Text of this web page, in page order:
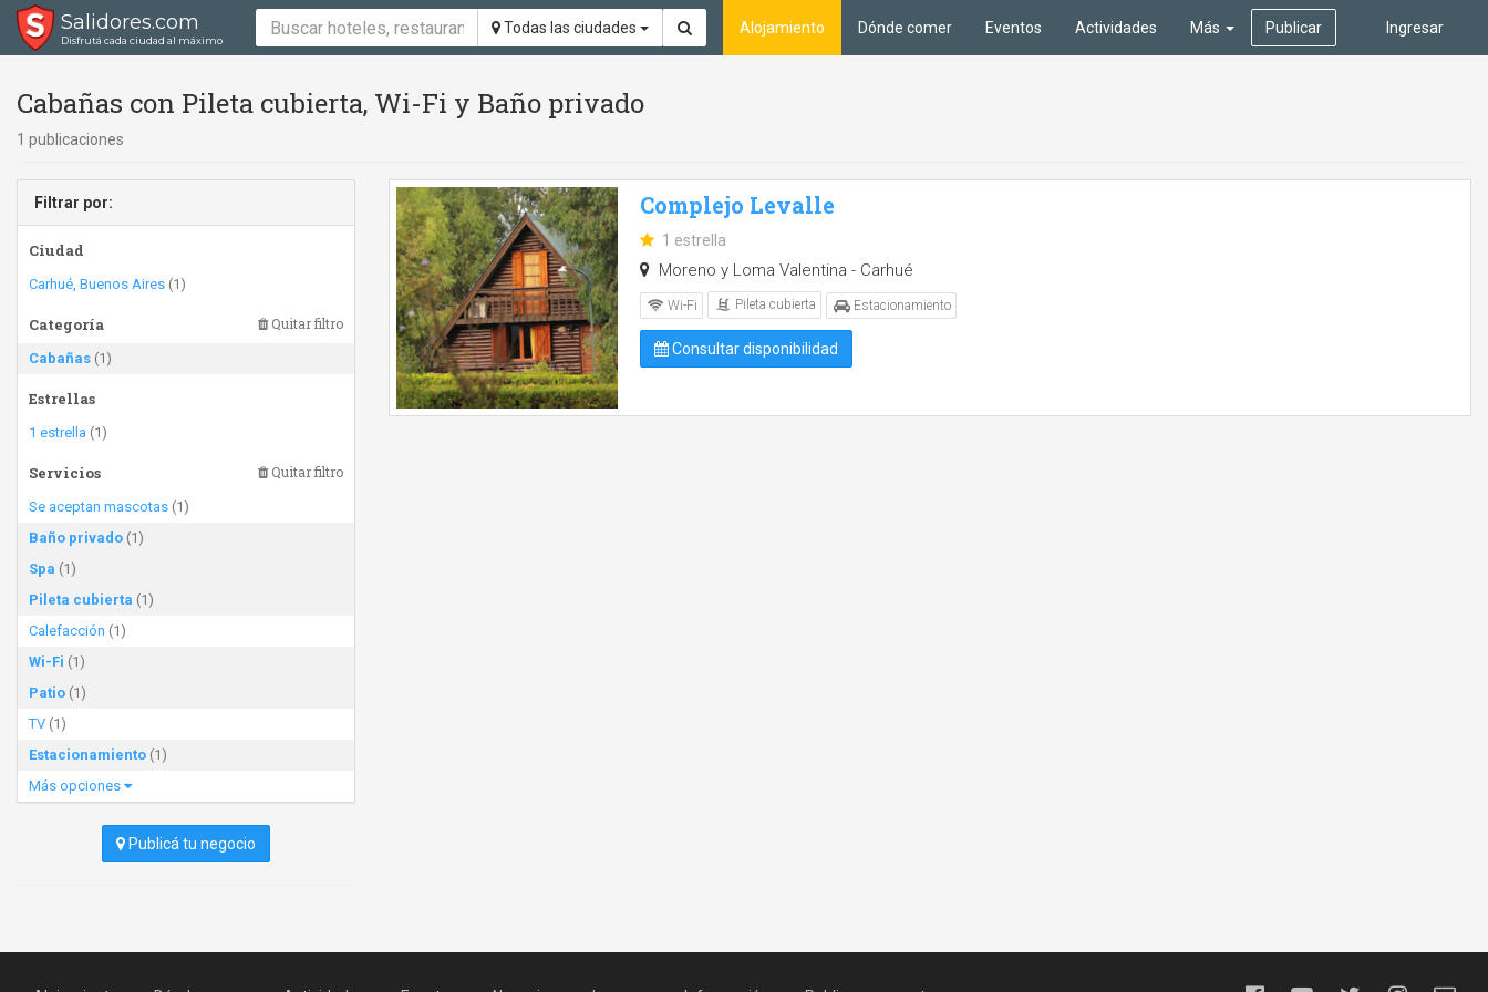
Salidores.com
Disfrutá cada ciudad al máximo
Todas las ciudades Ingresar
Alojamiento Dónde comer Eventos Actividades Más Publicar
Cabañas con Pileta cubierta, Wi-Fi y Baño privado
1 publicaciones
Filtrar por:
Ciudad
Carhué, Buenos Aires (1)
Categoría Quitar filtro
Cabañas (1)
Estrellas
1 estrella (1)
Servicios Quitar filtro
Se aceptan mascotas (1)
Baño privado (1)
Spa (1)
Pileta cubierta (1)
Calefacción (1)
Wi-Fi (1)
Patio (1)
TV (1)
Estacionamiento (1)
Más opciones
Publicá tu negocio
Complejo Levalle
1 estrella
Moreno y Loma Valentina - Carhué
Wi-Fi Pileta cubierta Estacionamiento
Consultar disponibilidad